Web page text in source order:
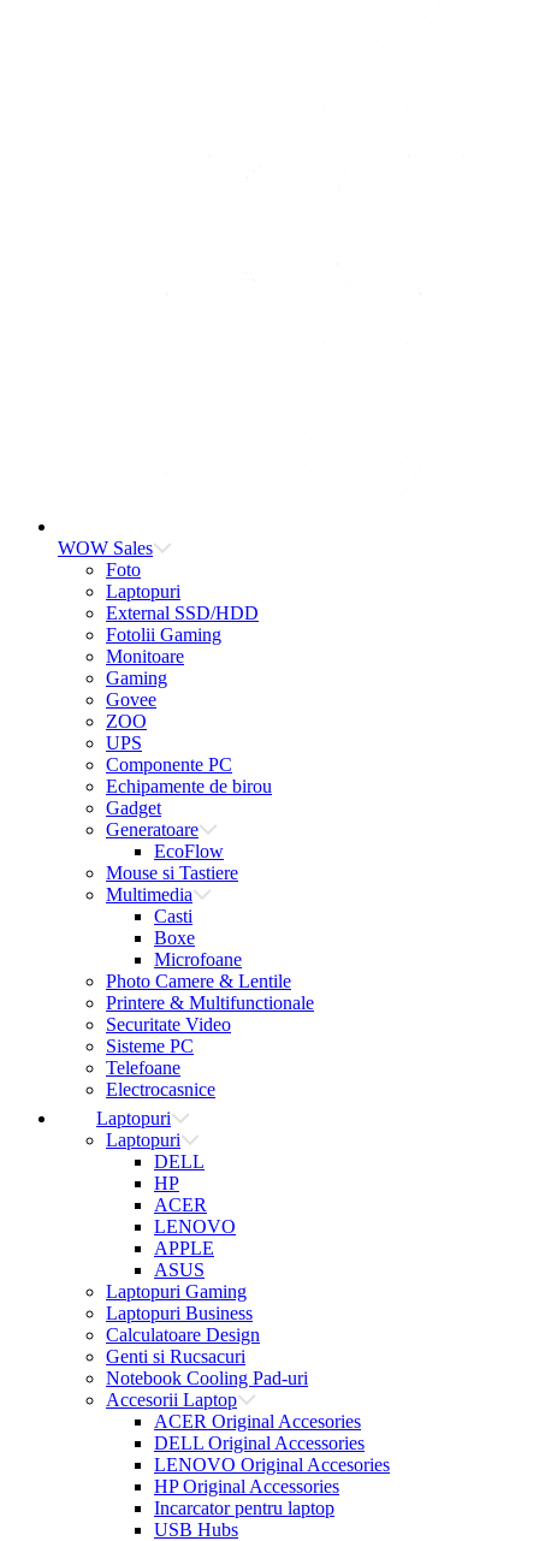
WOW Sales
Foto
Laptopuri
External SSD/HDD
Fotolii Gaming
Monitoare
Gaming
Govee
ZOO
UPS
Componente PC
Echipamente de birou
Gadget
Generatoare
EcoFlow
Mouse si Tastiere
Multimedia
Casti
Boxe
Microfoane
Photo Camere & Lentile
Printere & Multifunctionale
Securitate Video
Sisteme PC
Telefoane
Electrocasnice
Laptopuri
Laptopuri
DELL
HP
ACER
LENOVO
APPLE
ASUS
Laptopuri Gaming
Laptopuri Business
Calculatoare Design
Genti si Rucsacuri
Notebook Cooling Pad-uri
Accesorii Laptop
ACER Original Accesories
DELL Original Accessories
LENOVO Original Accesories
HP Original Accessories
Incarcator pentru laptop
USB Hubs